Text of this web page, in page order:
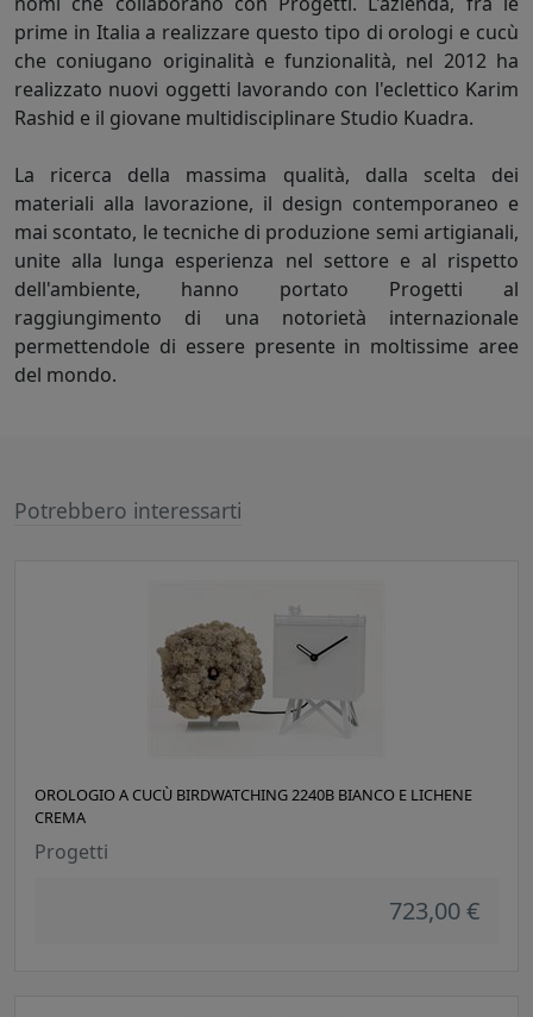
prime in Italia a realizzare questo tipo di orologi e cucù
che coniugano originalità e funzionalità, nel 2012 ha
realizzato nuovi oggetti lavorando con l'eclettico Karim
Rashid e il giovane multidisciplinare Studio Kuadra.
La ricerca della massima qualità, dalla scelta dei
materiali alla lavorazione, il design contemporaneo e
mai scontato, le tecniche di produzione semi artigianali,
unite alla lunga esperienza nel settore e al rispetto
dell'ambiente, hanno portato Progetti al
raggiungimento di una notorietà internazionale
permettendole di essere presente in moltissime aree
del mondo.
Potrebbero interessarti
OROLOGIO A CUCÙ BIRDWATCHING 2240B BIANCO E LICHENE
CREMA
Progetti
723,00 €